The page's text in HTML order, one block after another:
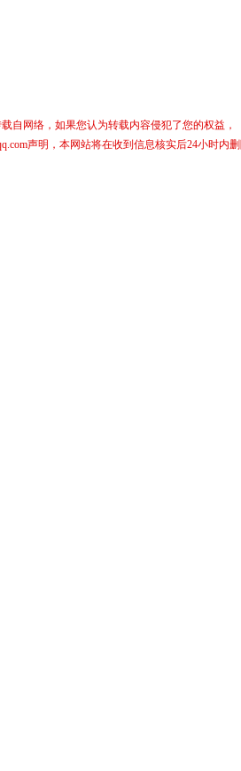
自网络，如果您认为转载内容侵犯了您的权益，
声明，本网站将在收到信息核实后24小时内删